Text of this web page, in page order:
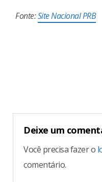
Fonte:Site Nacional PRB
Deixe um
Você precisa fazer o
comentário.